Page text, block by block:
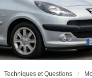
Techniques et Questions